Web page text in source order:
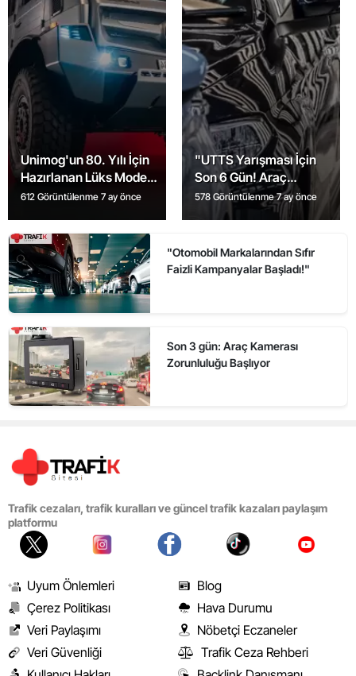
Unimog'un 80. Yılı İçin
Hazırlanan Lüks Model
Tanıtıldı: İşte Detaylar!
612 Görüntülenme 7 ay önce
"UTTS Yarışması İçin
Son 6 Gün! Araç
Sahipleri Uyarıldı"
578 Görüntülenme7 ay önce
"Otomobil Markalarından Sıfır
Faizli Kampanyalar Başladı!"
Son 3 gün: Araç Kamerası
Zorunluluğu Başlıyor
Trafik cezaları, trafik kuralları ve güncel trafik kazaları paylaşım
platformu
Uyum Önlemleri
Çerez Politikası
Veri Paylaşımı
Veri Güvenliği
Blog
Hava Durumu
Nöbetçi Eczaneler
Trafik Ceza Rehberi